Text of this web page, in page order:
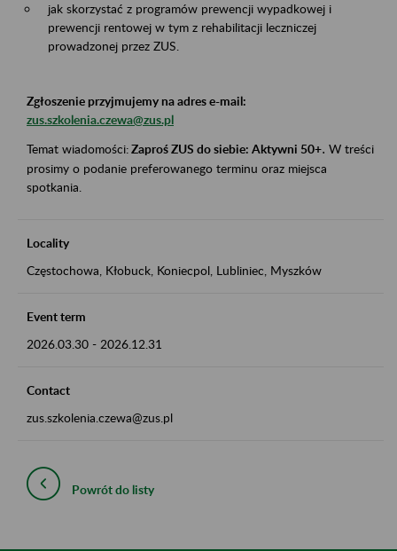
jak skorzystać z programów prewencji wypadkowej i
prewencji rentowej w tym z rehabilitacji leczniczej
prowadzonej przez ZUS.
Zgłoszenie przyjmujemy na adres e-mail:
zus.szkolenia.czewa@zus.pl
Temat wiadomości:Zaproś ZUS do siebie: Aktywni 50+. W treści
prosimy o podanie preferowanego terminu oraz miejsca
spotkania.
Locality
Częstochowa, Kłobuck, Koniecpol, Lubliniec, Myszków
Event term
2026.03.30 - 2026.12.31
Contact
zus.szkolenia.czewa@zus.pl
Powrót do listy